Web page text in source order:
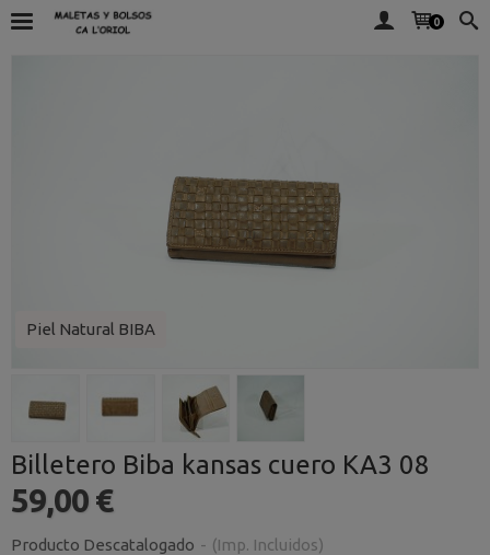
0
Piel Natural BIBA
Billetero Biba kansas cuero KA3 08
59,00 €
Producto Descatalogado - (Imp. Incluidos)